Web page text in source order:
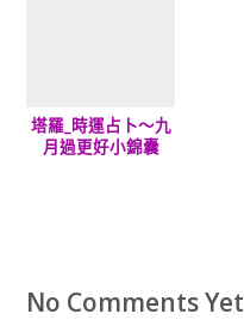
塔羅_時運占卜～九
月過更好小錦囊
No Comments Yet